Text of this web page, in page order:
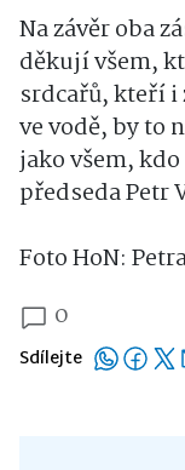
Na závěr oba
děkují všem,
srdcařů, kteří i
ve vodě, by to
jako všem,
předseda Petr
Foto HoN:
0
Sdílejte